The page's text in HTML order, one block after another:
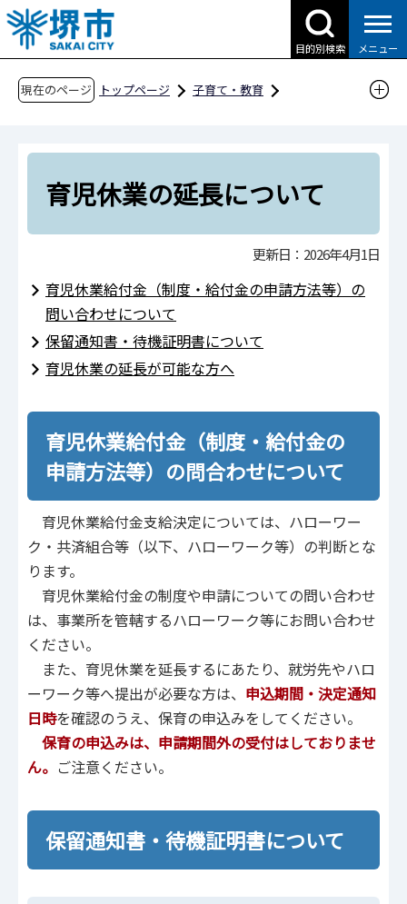
こ
の
ペ
目的別検索 メニュー
現在のページ トップページ
子育て・教育
預けたい（保育サービス）
利用の申込みについて
育児休業の延長について
育児休業の延長について
更新日：2026年4月1日
育児休業給付金（制度・給付金の申請方法等）の
問い合わせについて
保留通知書・待機証明書について
育児休業の延長が可能な方へ
育児休業給付金（制度・給付金の
申請方法等）の問合わせについて
育児休業給付金支給決定については、ハローワー
ク・共済組合等（以下、ハローワーク等）の判断とな
ります。
育児休業給付金の制度や申請についての問い合わせ
は、事業所を管轄するハローワーク等にお問い合わせ
ください。
また、育児休業を延長するにあたり、就労先やハロ
ーワーク等へ提出が必要な方は、 申込期間・決定通知
日時を確認のうえ、保育の申込みをしてください。
保育の申込みは、申請期間外の受付はしておりませ
ん。 ご注意ください。
保留通知書・待機証明書について